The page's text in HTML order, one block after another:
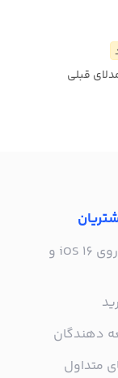
قبلی
راه‌اندازی روی iOS 16 و
دهندگان
متداول